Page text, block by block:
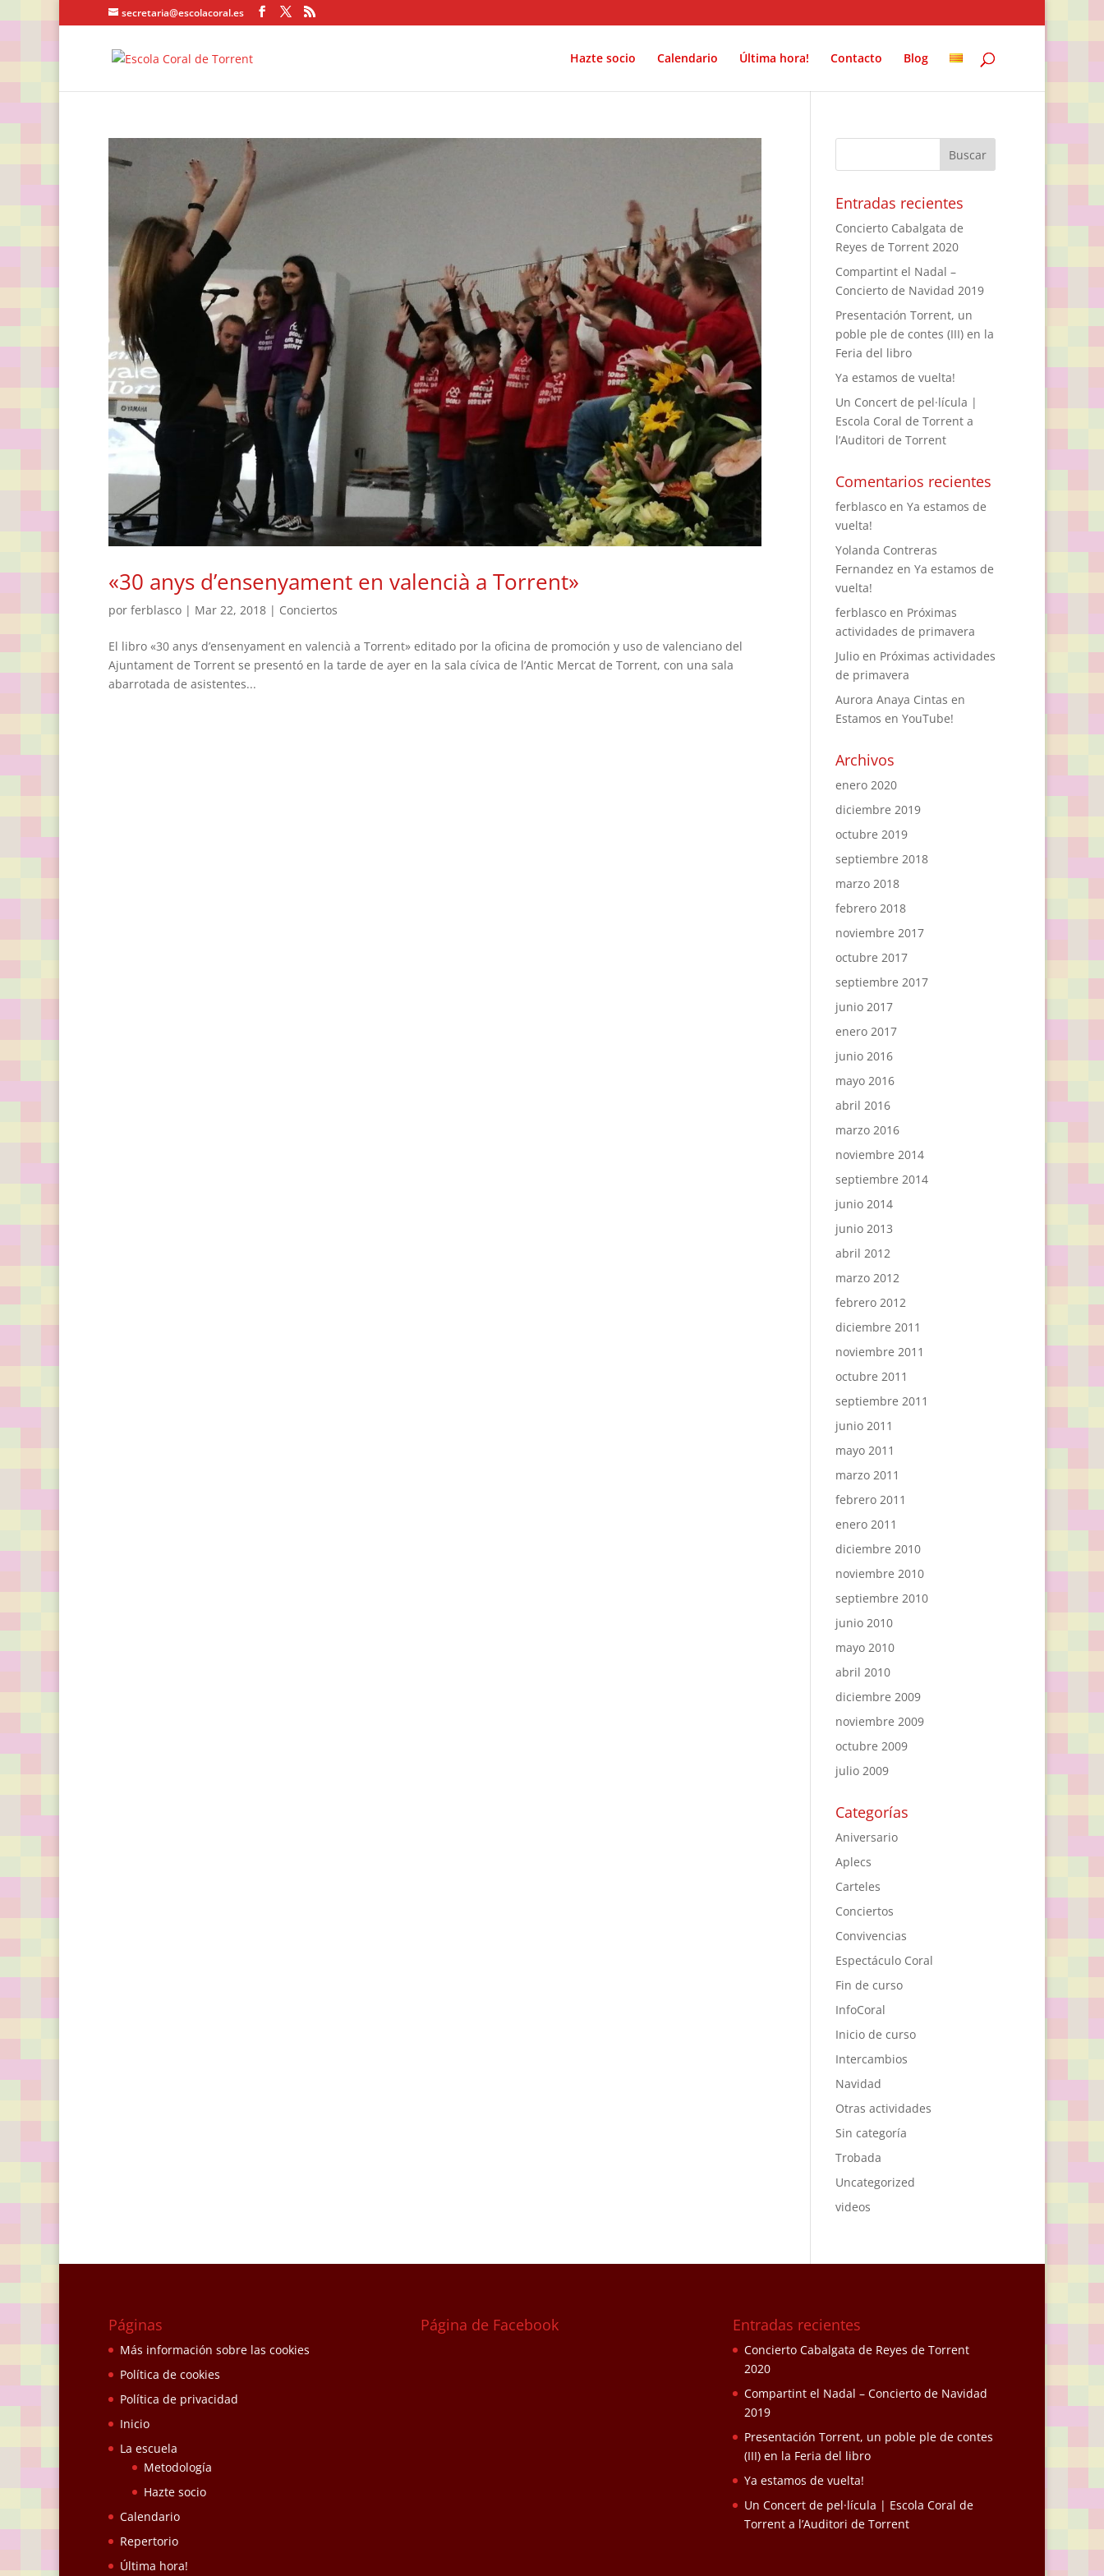
secretaria@escolacoral.es
Hazte socio Calendario Última hora! Contacto Blog
«30 anys d’ensenyament en valencià a Torrent»
por ferblasco | Mar 22, 2018 | Conciertos
El libro «30 anys d’ensenyament en valencià a Torrent» editado por la oficina de promoción y uso de valenciano del
Ajuntament de Torrent se presentó en la tarde de ayer en la sala cívica de l’Antic Mercat de Torrent, con una sala
abarrotada de asistentes...
Entradas recientes
Concierto Cabalgata de
Reyes de Torrent 2020
Compartint el Nadal –
Concierto de Navidad 2019
Presentación Torrent, un
poble ple de contes (III) en la
Feria del libro
Ya estamos de vuelta!
Un Concert de pel·lícula |
Escola Coral de Torrent a
l’Auditori de Torrent
Comentarios recientes
ferblascoen Ya estamos de
vuelta!
Yolanda Contreras
Fernandez en Ya estamos de
vuelta!
ferblascoen Próximas
actividades de primavera
Julioen Próximas actividades
de primavera
Aurora Anaya Cintas en
Estamos en YouTube!
Archivos
enero 2020
diciembre 2019
octubre 2019
septiembre 2018
marzo 2018
febrero 2018
noviembre 2017
octubre 2017
septiembre 2017
junio 2017
enero 2017
junio 2016
mayo 2016
abril 2016
marzo 2016
noviembre 2014
septiembre 2014
junio 2014
junio 2013
abril 2012
marzo 2012
febrero 2012
diciembre 2011
noviembre 2011
octubre 2011
septiembre 2011
junio 2011
mayo 2011
marzo 2011
febrero 2011
enero 2011
diciembre 2010
noviembre 2010
septiembre 2010
junio 2010
mayo 2010
abril 2010
diciembre 2009
noviembre 2009
octubre 2009
julio 2009
Categorías
Aniversario
Aplecs
Carteles
Conciertos
Convivencias
Espectáculo Coral
Fin de curso
InfoCoral
Inicio de curso
Intercambios
Navidad
Otras actividades
Sin categoría
Trobada
Uncategorized
videos
Páginas
Más información sobre las cookies
Política de cookies
Política de privacidad
Inicio
La escuela
Metodología
Hazte socio
Calendario
Repertorio
Última hora!
Página de Facebook Entradas recientes
Concierto Cabalgata de Reyes de Torrent
2020
Compartint el Nadal – Concierto de Navidad
2019
Presentación Torrent, un poble ple de contes
(III) en la Feria del libro
Ya estamos de vuelta!
Un Concert de pel·lícula | Escola Coral de
Torrent a l’Auditori de Torrent